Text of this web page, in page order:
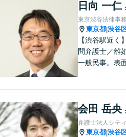
日向 一仁
東京渋谷法律事
東京都|渋谷
【渋谷駅近く
問弁護士／離
一般民事。表
をしておりま
相談ください
会田 岳央
弁護士法人シテ
東京都|渋谷